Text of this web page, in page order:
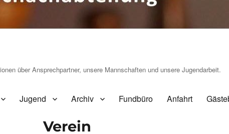
über Ansprechpartner, unsere Mannschaften und unsere Jugendarbeit.
Jugend Archiv Fundbüro Anfahrt
Verein